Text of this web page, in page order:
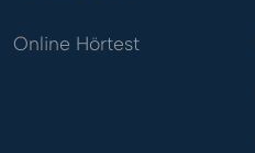
Online Hörtest